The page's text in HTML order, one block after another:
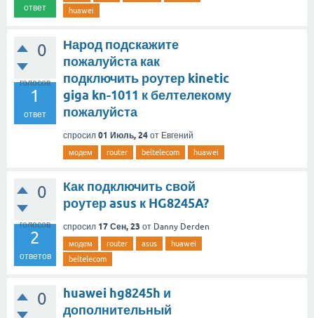
ответ
huawei
0
голосов
1
ответ
Народ подскажите
пожалуйста как
подключить роутер kinetic
giga kn-1011 к белтелекому
пожалуйста
спросил 01 Июль, 24 от Евгений
модем router beltelecom huawei
0
голосов
2
ответов
Как подключить свой
роутер asus к HG8245A?
спросил 17 Сен, 23 от Danny Derden
модем router asus
huawei
beltelecom
0
huawei hg8245h и
дополнительный